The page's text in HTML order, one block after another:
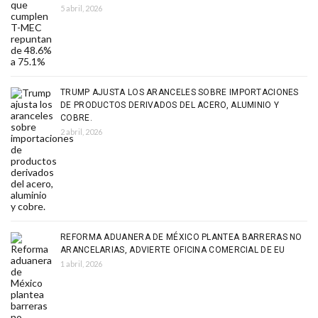
5 abril, 2026
TRUMP AJUSTA LOS ARANCELES SOBRE IMPORTACIONES
DE PRODUCTOS DERIVADOS DEL ACERO, ALUMINIO Y
COBRE.
2 abril, 2026
REFORMA ADUANERA DE MÉXICO PLANTEA BARRERAS NO
ARANCELARIAS, ADVIERTE OFICINA COMERCIAL DE EU
1 abril, 2026